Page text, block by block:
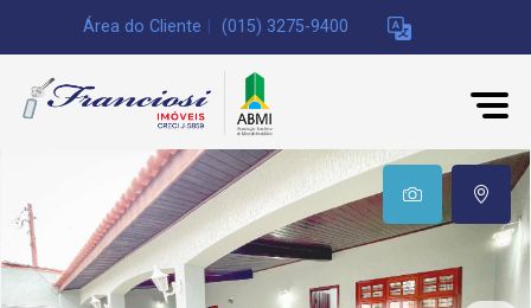
Área do Cliente (015) 3275-9400